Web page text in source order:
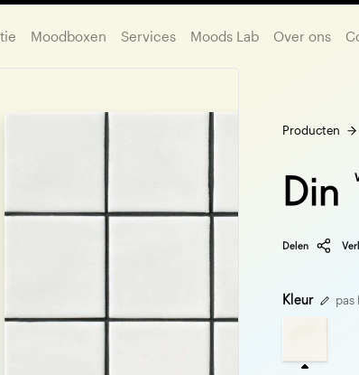
Moodboxen Services Moods Lab Over ons
Producten
Din
Delen
Kleur pas